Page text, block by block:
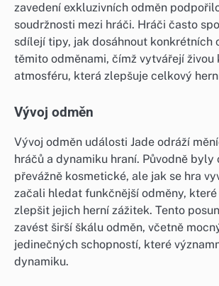
zavedení exkluzivních odměn
soudržnosti mezi hráči. Hráči často
sdílejí tipy, jak dosáhnout konkrétních
těmito odměnami, čímž vytvářejí živou
atmosféru, která zlepšuje celkový
Vývoj odměn
Vývoj odměn události Jade odráží
hráčů a dynamiku hraní. Původně byly
převážně kosmetické, ale jak se hra
začali hledat funkčnější odměny,
zlepšit jejich herní zážitek. Tento
zavést širší škálu odměn, včetně
jedinečných schopností, které
dynamiku.